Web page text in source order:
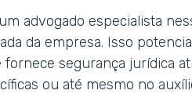
advogado especialista
da empresa. Isso
segurança jurídica
ou até mesmo no